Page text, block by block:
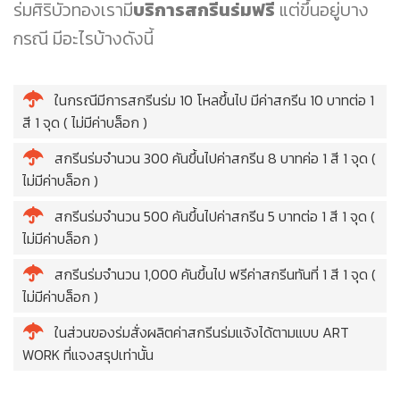
ร่มศิริบัวทองเรามีบริการสกรีนร่มฟรี แต่ขึ้นอยู่บาง
กรณี มีอะไรบ้างดังนี้
ในกรณีมีการสกรีนร่ม 10 โหลขึ้นไป มีค่าสกรีน 10 บาทต่อ 1
สี 1 จุด ( ไม่มีค่าบล็อก )
สกรีนร่มจำนวน 300 คันขึ้นไปค่าสกรีน 8 บาทค่อ 1 สี 1 จุด (
ไม่มีค่าบล็อก )
สกรีนร่มจำนวน 500 คันขึ้นไปค่าสกรีน 5 บาทต่อ 1 สี 1 จุด (
ไม่มีค่าบล็อก )
สกรีนร่มจำนวน 1,000 คันขึ้นไป ฟรีค่าสกรีนทันที่ 1 สี 1 จุด (
ไม่มีค่าบล็อก )
ในส่วนของร่มสั่งผลิตค่าสกรีนร่มแจ้งได้ตามแบบ ART
WORK ที่แจงสรุปเท่านั้น